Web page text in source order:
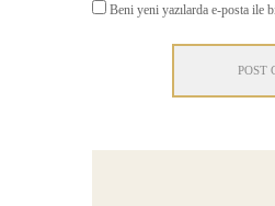
Beni yeni yazılarda e-posta ile